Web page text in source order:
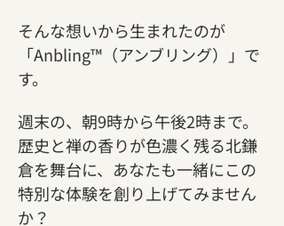
そんな想いから生まれたのが
「Anbling™（アンブリング）」で
す。
週末の、朝9時から午後2時まで。
歴史と禅の香りが色濃く残る北鎌
倉を舞台に、あなたも一緒にこの
特別な体験を創り上げてみません
か？